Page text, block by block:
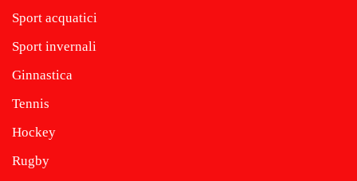
Sport acquatici
Sport invernali
Ginnastica
Tennis
Hockey
Rugby